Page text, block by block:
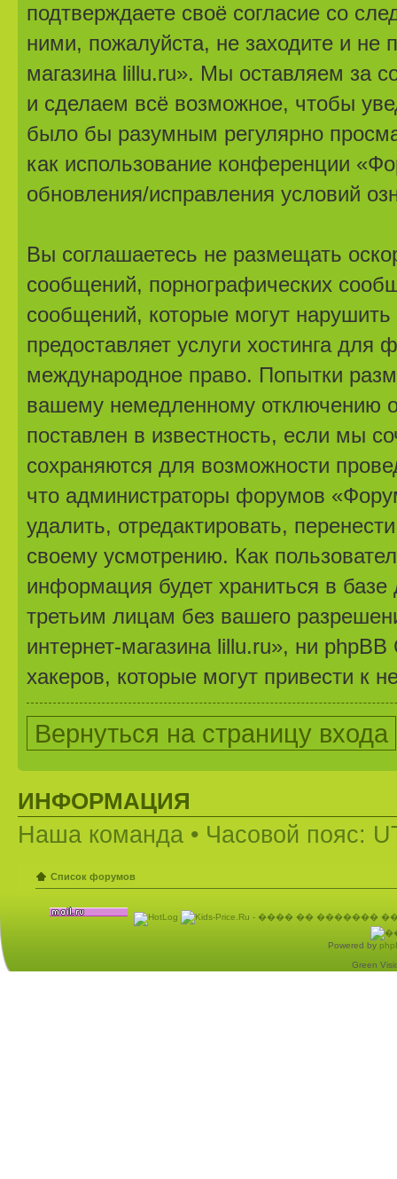
подтверждаете своё согласие со
ними, пожалуйста, не заходите и
магазина lillu.ru». Мы оставляем за
и сделаем всё возможное, чтобы
было бы разумным регулярно
как использование конференции
обновления/исправления условий
Вы соглашаетесь не размещать
сообщений, порнографических
сообщений, которые могут
предоставляет услуги хостинга
международное право. Попытки
вашему немедленному отключению
поставлен в известность, если мы
сохраняются для возможности
что администраторы форумов
удалить, отредактировать,
своему усмотрению. Как
информация будет храниться в
третьим лицам без вашего
интернет-магазина lillu.ru», ни
хакеров, которые могут привести к
Вернуться на страницу входа
ИНФОРМАЦИЯ
Наша команда • Часовой пояс:
Список форумов
Powered by
Green